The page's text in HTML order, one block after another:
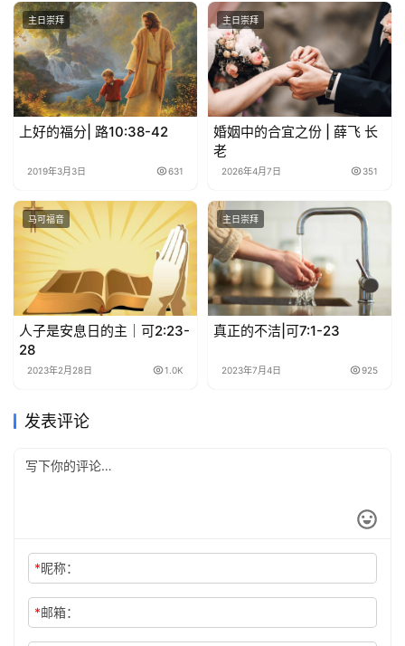
主日崇拜
上好的福分| 路10:38-42
2019年3月3日 631
主日崇拜
婚姻中的合宜之份 | 薛飞 长
老
2026年4月7日 351
马可福音
人子是安息日的主｜可2:23-
28
2023年2月28日 1.0K
主日崇拜
真正的不洁|可7:1-23
2023年7月4日 925
发表评论
*昵称：
*邮箱：